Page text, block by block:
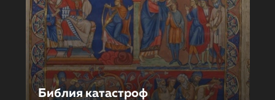
Библия катастроф